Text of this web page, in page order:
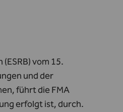
vom 15.
und der
führt die FMA
erfolgt ist, durch.